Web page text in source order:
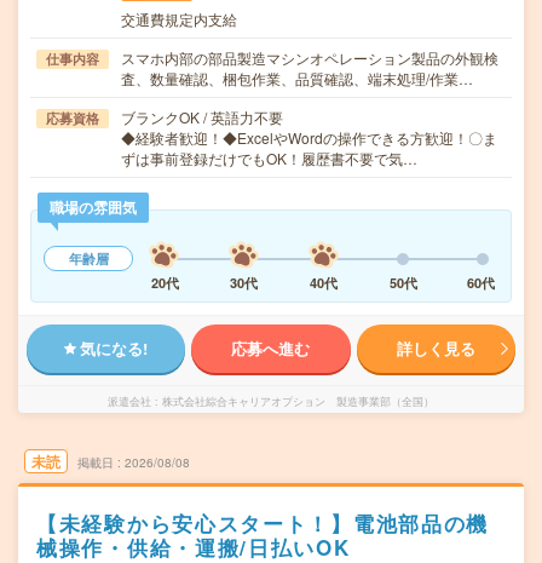
交通費規定内支給
仕事内容
スマホ内部の部品製造マシンオペレーション製品の外観検
査、数量確認、梱包作業、品質確認、端末処理/作業…
応募資格
ブランクOK / 英語力不要
◆経験者歓迎！◆ExcelやWordの操作できる方歓迎！〇ま
ずは事前登録だけでもOK！履歴書不要で気…
職場の雰囲気
年齢層
20代
30代 40代 50代 60代
気になる! 応募へ進む 詳しく見る
派遣会社 株式会社綜合キャリアオプション 製造事業部（全国）
未読 掲載日 2026/08/08
【未経験から安心スタート！】電池部品の機
械操作・供給・運搬/日払いOK